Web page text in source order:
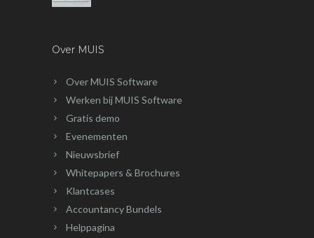
Over MUIS
Over MUIS Software
Werken bij MUIS Software
Gratis demo
Evenementen
Nieuwsbrief
Whitepapers & Brochures
Klantcases
Accountancy Bundels
Helppagina